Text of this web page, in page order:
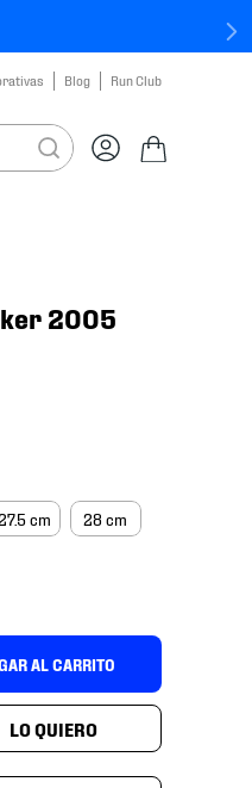
Blog Run Club
2005
cm 28 cm
AL CARRITO